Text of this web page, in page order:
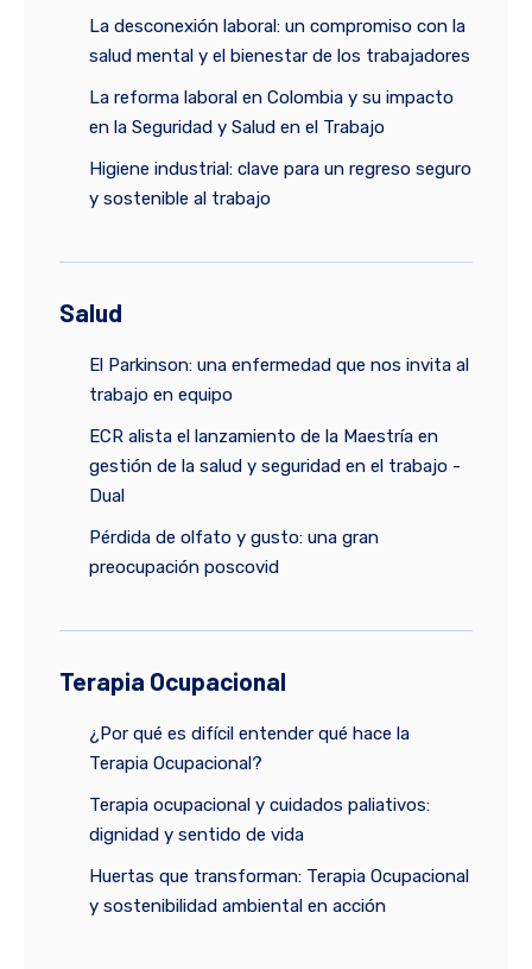
La desconexión laboral: un compromiso con la
salud mental y el bienestar de los trabajadores
La reforma laboral en Colombia y su impacto
en la Seguridad y Salud en el Trabajo
Higiene industrial: clave para un regreso seguro
y sostenible al trabajo
Salud
El Parkinson: una enfermedad que nos invita al
trabajo en equipo
ECR alista el lanzamiento de la Maestría en
gestión de la salud y seguridad en el trabajo -
Dual
Pérdida de olfato y gusto: una gran
preocupación poscovid
Terapia Ocupacional
¿Por qué es difícil entender qué hace la
Terapia Ocupacional?
Terapia ocupacional y cuidados paliativos:
dignidad y sentido de vida
Huertas que transforman: Terapia Ocupacional
y sostenibilidad ambiental en acción